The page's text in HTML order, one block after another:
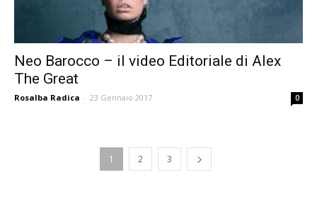
Neo Barocco – il video Editoriale di Alex
The Great
Rosalba Radica - 23 Gennaio 2017 0
1 2 3